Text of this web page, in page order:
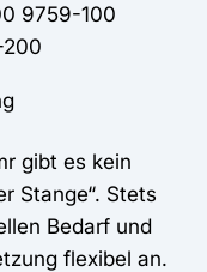
9759-100
gibt es kein
Stange“. Stets
Bedarf und
flexibel an.